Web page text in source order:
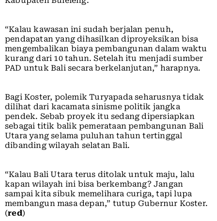
“Kalau kawasan ini sudah berjalan penuh,
pendapatan yang dihasilkan diproyeksikan bisa
mengembalikan biaya pembangunan dalam waktu
kurang dari 10 tahun. Setelah itu menjadi sumber
PAD untuk Bali secara berkelanjutan,” harapnya.
Bagi Koster, polemik Turyapada seharusnya tidak
dilihat dari kacamata sinisme politik jangka
pendek. Sebab proyek itu sedang dipersiapkan
sebagai titik balik pemerataan pembangunan Bali
Utara yang selama puluhan tahun tertinggal
dibanding wilayah selatan Bali.
“Kalau Bali Utara terus ditolak untuk maju, lalu
kapan wilayah ini bisa berkembang? Jangan
sampai kita sibuk memelihara curiga, tapi lupa
membangun masa depan,” tutup Gubernur Koster.
(red)